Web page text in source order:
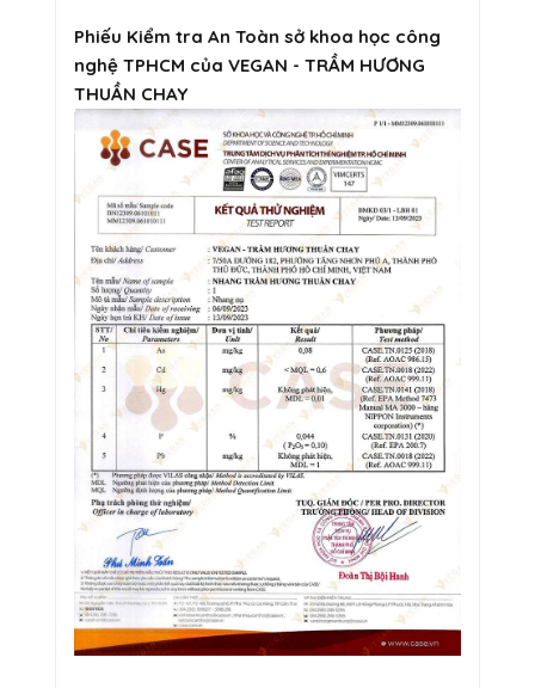
Phiếu Kiểm tra An Toàn sở khoa học công
nghệ TPHCM của VEGAN - TRẦM HƯƠNG
THUẦN CHAY